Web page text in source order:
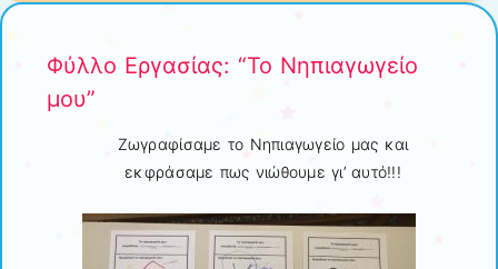
Φύλλο Εργασίας: “Το Νηπιαγωγείο
μου”
Ζωγραφίσαμε το Νηπιαγωγείο μας και
εκφράσαμε πως νιώθουμε γι’ αυτό!!!